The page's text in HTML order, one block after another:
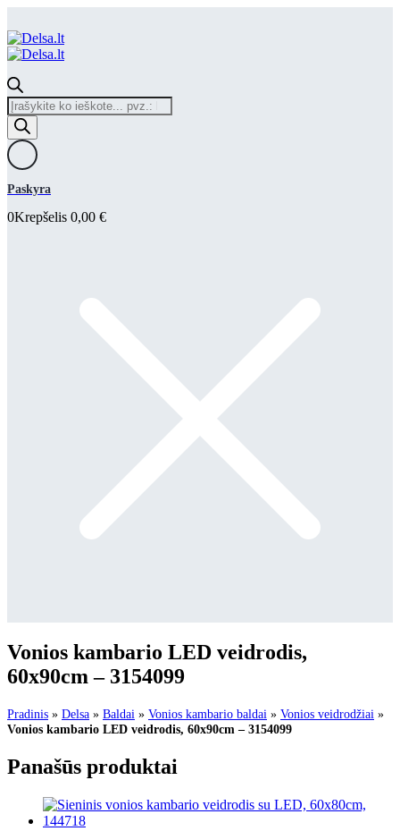
Products
search
Paskyra
0Krepšelis 0,00 €
Vonios kambario LED veidrodis,
60x90cm – 3154099
Pradinis » Delsa » Baldai » Vonios kambario baldai » Vonios veidrodžiai »
Vonios kambario LED veidrodis, 60x90cm – 3154099
Panašūs produktai